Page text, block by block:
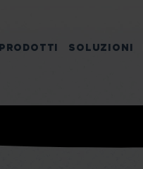
PRODOTTI SOLUZIONI